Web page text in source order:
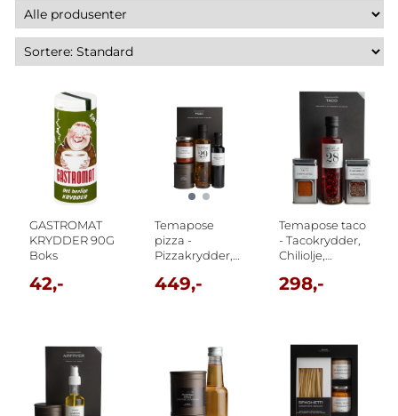
GASTROMAT
KRYDDER 90G
Boks
42,-
Temapose
pizza -
Pizzakrydder,
Balsamico
449,-
Temapose taco
- Tacokrydder,
Chiliolje,
og taco ...
298,-